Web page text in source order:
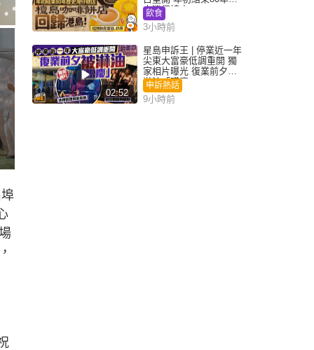
史灣仔總店
飲食
3小時前
02:52
星島申訴王 | 停業近一年
尖東大富豪低調重開 獨
家相片曝光 復業前夕被
淋油「贈慶」
申訴熱話
9小時前